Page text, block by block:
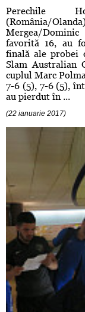
Perechile
(România/
Mergea/
favorită 16, au
finală ale probei
Slam Australian
cuplul Marc
7-6 (5), 7-6 (5),
au pierdut în ...
(22 ianuarie 2017)